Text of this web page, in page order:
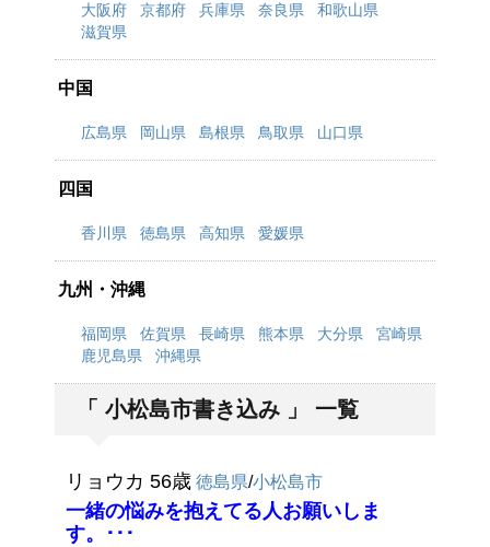
大阪府 京都府 兵庫県 奈良県
和歌山県
滋賀県
中国
広島県 岡山県 島根県 鳥取県 山口県
四国
香川県 徳島県 高知県 愛媛県
九州・沖縄
福岡県 佐賀県 長崎県 熊本県 大分県
宮崎県
鹿児島県
沖縄県
「 小松島市書き込み 」 一覧
リョウカ 56歳 徳島県/小松島市
一緒の悩みを抱えてる人お願いしま
す。･･･